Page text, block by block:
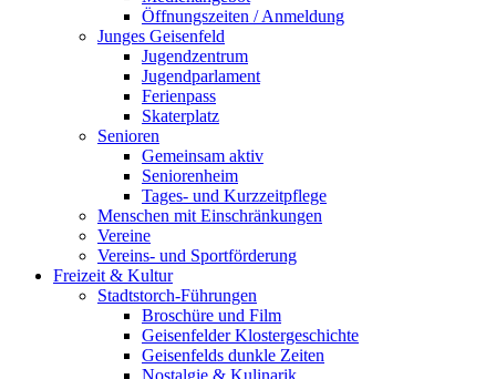
Öffnungszeiten / Anmeldung
Junges Geisenfeld
Jugendzentrum
Jugendparlament
Ferienpass
Skaterplatz
Senioren
Gemeinsam aktiv
Seniorenheim
Tages- und Kurzzeitpflege
Menschen mit Einschränkungen
Vereine
Vereins- und Sportförderung
Freizeit & Kultur
Stadtstorch-Führungen
Broschüre und Film
Geisenfelder Klostergeschichte
Geisenfelds dunkle Zeiten
Nostalgie & Kulinarik